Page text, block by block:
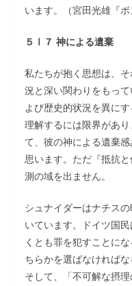
います。（宮田光雄『ボ
５Ⅰ７ 神による遺棄
私たちが抱く思想は、
況と深い関わりをもっ
よび歴史的状況を異に
理解するには限界があ
て、彼の神による遺棄
思います。ただ『抵抗
測の域を出ません。
シュナイダーはナチス
いています。ドイツ国
くとも罪を犯すことに
ちらかを選ばなければ
そして、「不可解な摂